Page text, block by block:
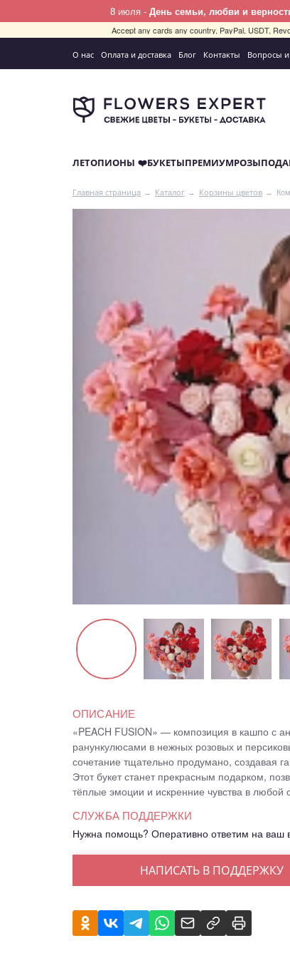
8 июля - День семьи, любви и
Accept any cards any country, PayPal, USDT,
О нас Оплата и доставка Блог Контакты Вопросы и
ЛЕТОПИОНЫ ❤️БУКЕТЫПРЕМИУМРОЗЫ
Главная страница Каталог Корзины цветов
ОПИСАНИЕ
«PEACH FUSION» — композиция в кашпо с
ранункулюсами в нежных розовых и
сочетание тщательно продумано, создавая
Этот букет станет прекрасным подарком,
тёплые эмоции и искренние чувства в любой
СЛУЖБА ПОДДЕРЖКИ
Нужна помощь? Оперативно ответим на ваш
НАПИСАТЬ В ПОДДЕРЖКУ